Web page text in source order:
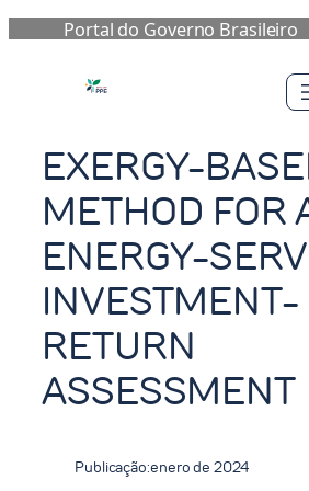
Portal do Governo Brasileiro
EXERGY-
METHOD FOR
ENERGY-
INVESTMENT-
RETURN
ASSESSMENT
Publicação:enero de 2024